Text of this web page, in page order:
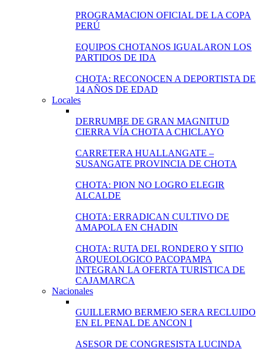
PROGRAMACION OFICIAL DE LA COPA
PERÚ
EQUIPOS CHOTANOS IGUALARON LOS
PARTIDOS DE IDA
CHOTA: RECONOCEN A DEPORTISTA DE
14 AÑOS DE EDAD
Locales
DERRUMBE DE GRAN MAGNITUD
CIERRA VÍA CHOTA A CHICLAYO
CARRETERA HUALLANGATE –
SUSANGATE PROVINCIA DE CHOTA
CHOTA: PION NO LOGRO ELEGIR
ALCALDE
CHOTA: ERRADICAN CULTIVO DE
AMAPOLA EN CHADIN
CHOTA: RUTA DEL RONDERO Y SITIO
ARQUEOLOGICO PACOPAMPA
INTEGRAN LA OFERTA TURISTICA DE
CAJAMARCA
Nacionales
GUILLERMO BERMEJO SERA RECLUIDO
EN EL PENAL DE ANCON I
ASESOR DE CONGRESISTA LUCINDA